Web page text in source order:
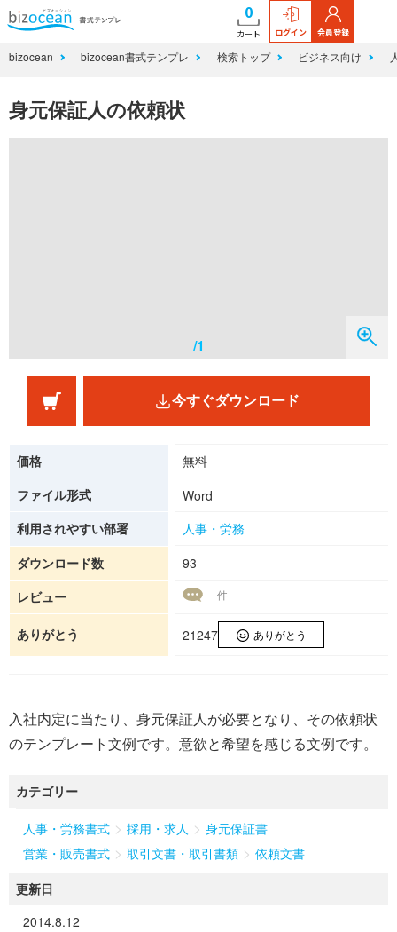
0
カート ログイン 会員登録
bizocean bizocean書式テンプレ 検索トップ ビジネス向け
身元保証人の依頼状
/1
今すぐダウンロード
価格
無料
ファイル形式
Word
利用されやすい部署
人事・労務
ダウンロード数
93
レビュー
- 件
ありがとう 21247 ありがとう
入社内定に当たり、身元保証人が必要となり、その依頼状
のテンプレート文例です。意欲と希望を感じる文例です。
カテゴリー
人事・労務書式 > 採用・求人 > 身元保証書
営業・販売書式 > 取引文書・取引書類 > 依頼文書
更新日
2014.8.12